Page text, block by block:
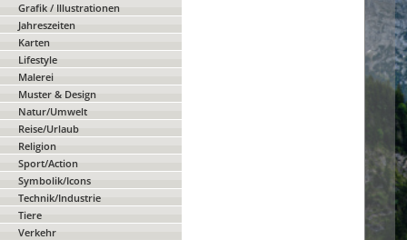
Grafik / Illustrationen
Jahreszeiten
Karten
Lifestyle
Malerei
Muster & Design
Natur/Umwelt
Reise/Urlaub
Religion
Sport/Action
Symbolik/Icons
Technik/Industrie
Tiere
Verkehr